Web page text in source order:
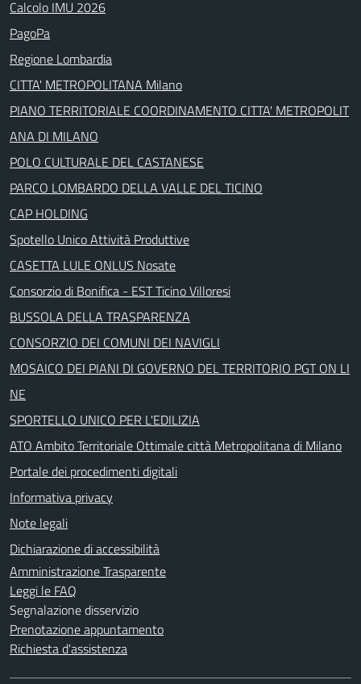
Calcolo IMU 2026
PagoPa
Regione Lombardia
CITTA' METROPOLITANA Milano
PIANO TERRITORIALE COORDINAMENTO CITTA' METROPOLIT
ANA DI MILANO
POLO CULTURALE DEL CASTANESE
PARCO LOMBARDO DELLA VALLE DEL TICINO
CAP HOLDING
Spotello Unico Attività Produttive
CASETTA LULE ONLUS Nosate
Consorzio di Bonifica - EST Ticino Villoresi
BUSSOLA DELLA TRASPARENZA
CONSORZIO DEI COMUNI DEI NAVIGLI
MOSAICO DEI PIANI DI GOVERNO DEL TERRITORIO PGT ON LI
NE
SPORTELLO UNICO PER L'EDILIZIA
ATO Ambito Territoriale Ottimale città Metropolitana di Milano
Portale dei procedimenti digitali
Informativa privacy
Note legali
Dichiarazione di accessibilità
Amministrazione Trasparente
Leggi le FAQ
Segnalazione disservizio
Prenotazione appuntamento
Richiesta d'assistenza